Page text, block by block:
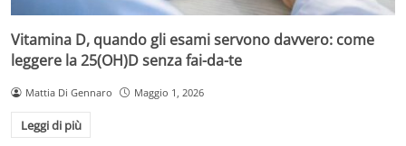
Vitamina D, quando gli esami servono davvero: come
leggere la 25(OH)D senza fai-da-te
Mattia Di Gennaro Maggio 1, 2026
Leggi di più